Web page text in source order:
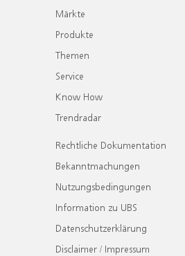
Märkte
Produkte
Themen
Service
Know How
Trendradar
Rechtliche Dokumentation
Bekanntmachungen
Nutzungsbedingungen
Information zu UBS
Datenschutzerklärung
Disclaimer / Impressum